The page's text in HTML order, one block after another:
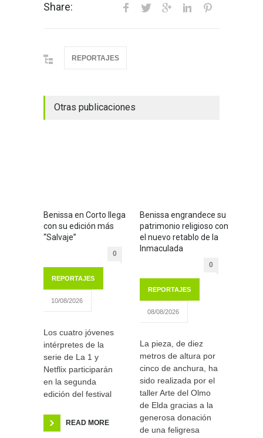
Share:
REPORTAJES
Otras publicaciones
Benissa en Corto llega
con su edición más
“Salvaje”
0
REPORTAJES
10/08/2026
Los cuatro jóvenes
intérpretes de la
serie de La 1 y
Netflix participarán
en la segunda
edición del festival
READ MORE
Benissa engrandece su
patrimonio religioso con
el nuevo retablo de la
Inmaculada
0
REPORTAJES
08/08/2026
La pieza, de diez
metros de altura por
cinco de anchura, ha
sido realizada por el
taller Arte del Olmo
de Elda gracias a la
generosa donación
de una feligresa